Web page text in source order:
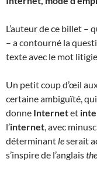
L’auteur de ce billet –
– a contourné la
texte avec le mot
Un petit coup d’œil
certaine ambiguïté, qui
donne Internetet
l’internet, avec
déterminant leserait
s’inspire de l’anglais